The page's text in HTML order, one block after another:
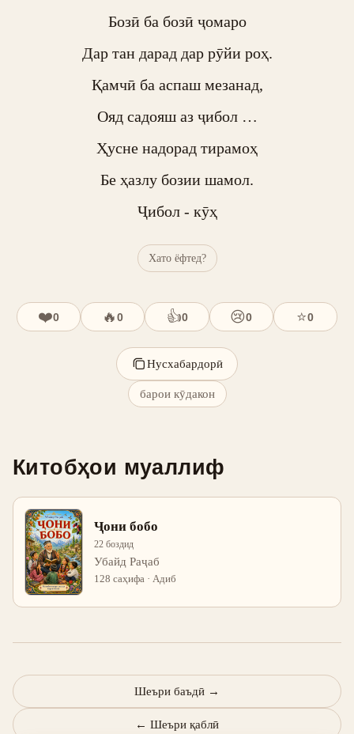
Бозӣ ба бозӣ ҷомаро
Дар тан дарад дар рӯйи роҳ.
Қамчӣ ба аспаш мезанад,
Ояд садояш аз ҷибол …
Ҳусне надорад тирамоҳ
Бе ҳазлу бозии шамол.
Ҷибол - кӯҳ
Хато ёфтед?
❤️0 🔥0 👍0 😢0 ⭐0
Нусхабардорӣ
барои кӯдакон
Китобҳои муаллиф
Ҷони бобо
22 боздид
Убайд Раҷаб
128 саҳифа · Адиб
← Шеъри қаблӣ
Шеъри баъдӣ →